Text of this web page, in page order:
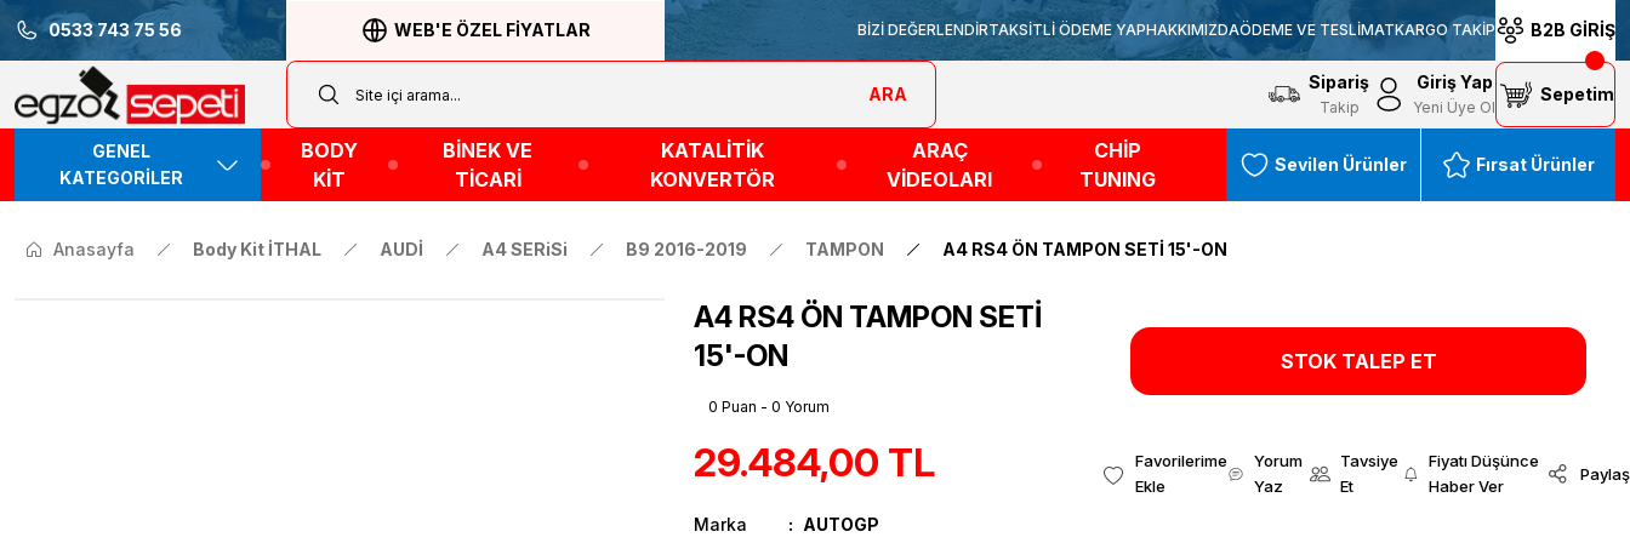
0533 743 75 56 WEB'E ÖZEL FİYATLAR BİZİ DEĞERLENDİRTAKSİTLİ ÖDEME YAPHAKKIMIZDAÖDEME VE TESLİMATKARGO TAKİP B2B GİRİŞ
ARA
Sipariş
Takip
Giriş Yap
Yeni Üye Ol
Sepetim
GENEL
KATEGORİLER
BODY
KİT
BİNEK VE
TİCARİ
KATALİTİK
KONVERTÖR
ARAÇ
VİDEOLARI
CHİP
TUNING
Sevilen Ürünler Fırsat Ürünler
Anasayfa Body Kit İTHAL AUDİ A4 SERiSi B9 2016-2019 TAMPON A4 RS4 ÖN TAMPON SETİ 15'-ON
A4 RS4 ÖN TAMPON SETİ
15'-ON
0 Puan - 0 Yorum
29.484,00 TL
Marka AUTOGP
STOK TALEP ET
Yorum
Yaz
Tavsiye
Et
Fiyatı Düşünce
Haber Ver
Paylaş